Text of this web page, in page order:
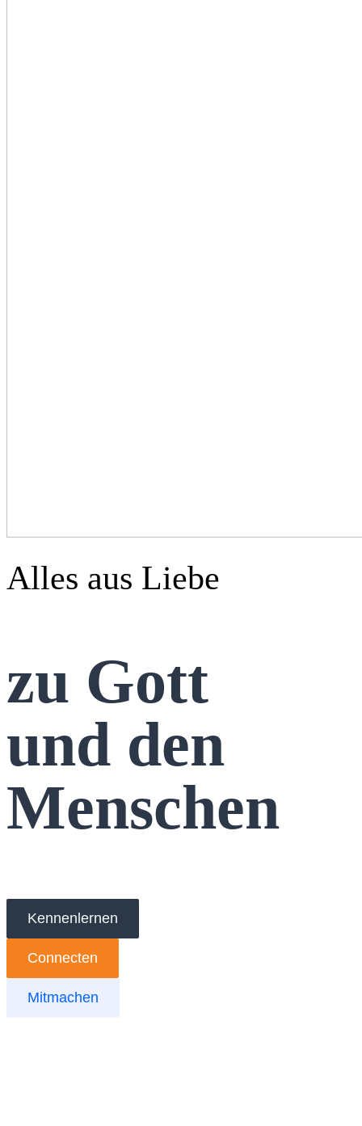
Alles aus Liebe
zu Gott
und den
Menschen
Kennenlernen
Connecten
Mitmachen